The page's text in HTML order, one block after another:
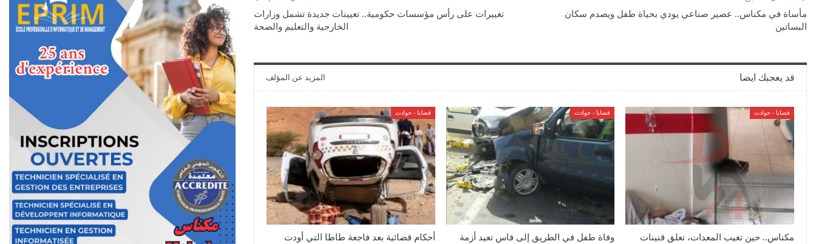
مأساة في مكناس.. عصير صناعي يودي بحياة طفل ويصدم سكان
البساتين
تغييرات على رأس مؤسسات حكومية.. تعيينات جديدة تشمل وزارات
الخارجية والتعليم والصحة
قد يعجبك ايضا المزيد عن المؤلف
قضايا - حوادث
مكناس.. حين تغيب المعدات، تعلق قنينات
قضايا - حوادث
وفاة طفل في الطريق إلى فاس تعيد أزمة
قضايا - حوادث
أحكام قضائية بعد فاجعة طاطا التي أودت